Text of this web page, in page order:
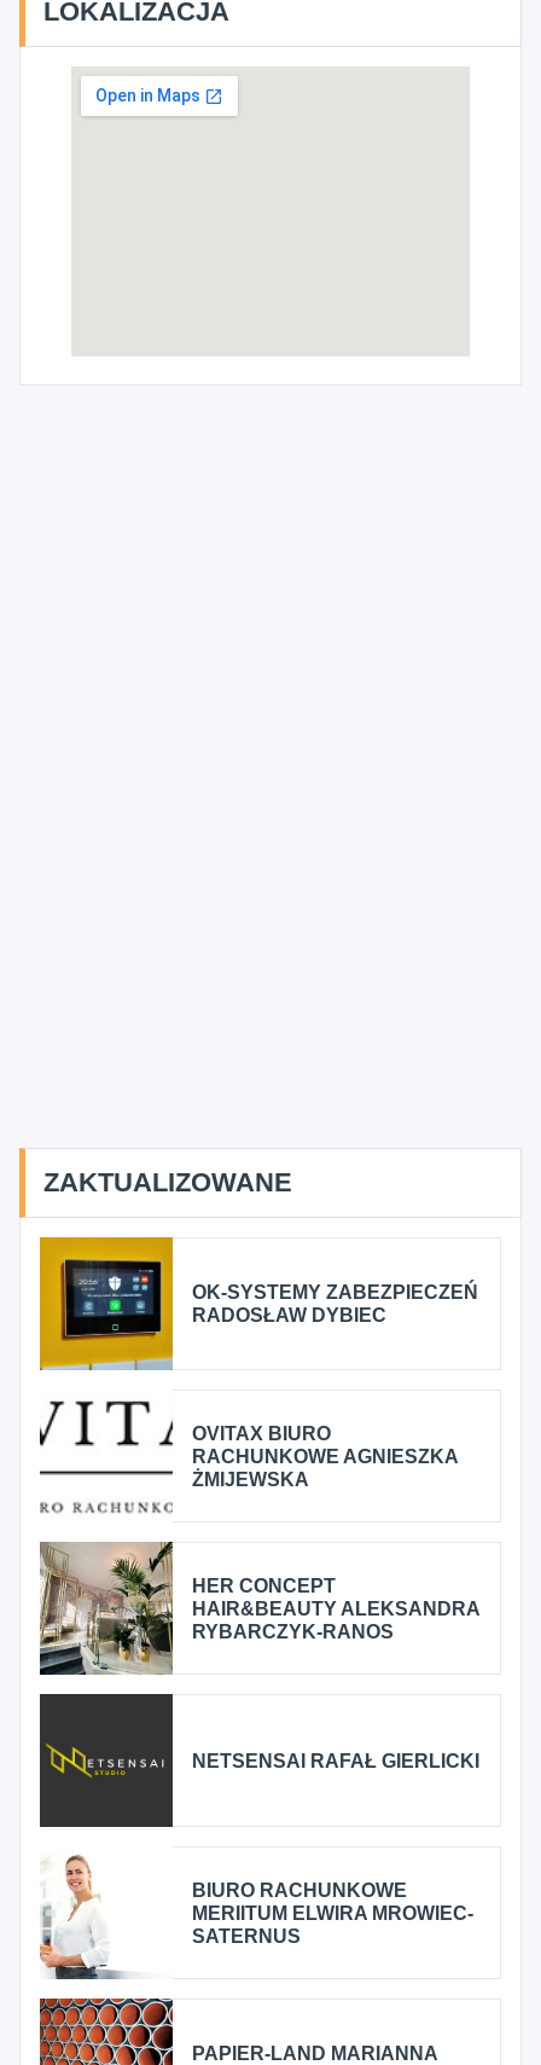
LOKALIZACJA
ZAKTUALIZOWANE
OK-SYSTEMY ZABEZPIECZEŃ
RADOSŁAW DYBIEC
OVITAX BIURO
RACHUNKOWE AGNIESZKA
ŻMIJEWSKA
HER CONCEPT
HAIR&BEAUTY ALEKSANDRA
RYBARCZYK-RANOS
NETSENSAI RAFAŁ GIERLICKI
BIURO RACHUNKOWE
MERIITUM ELWIRA MROWIEC-
SATERNUS
PAPIER-LAND MARIANNA